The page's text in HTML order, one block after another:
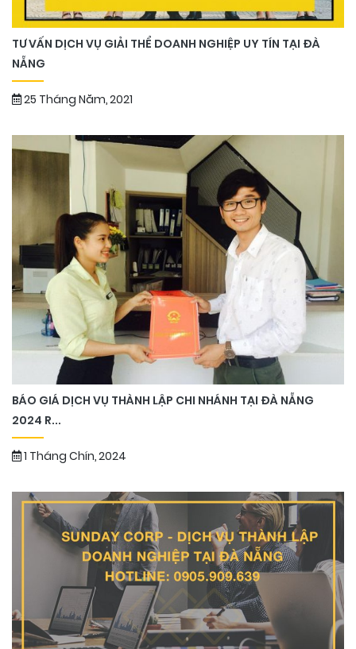
TƯ VẤN DỊCH VỤ GIẢI THỂ DOANH NGHIỆP UY TÍN TẠI ĐÀ
NẴNG
25 Tháng Năm, 2021
BÁO GIÁ DỊCH VỤ THÀNH LẬP CHI NHÁNH TẠI ĐÀ NẴNG
2024 R...
1 Tháng Chín, 2024